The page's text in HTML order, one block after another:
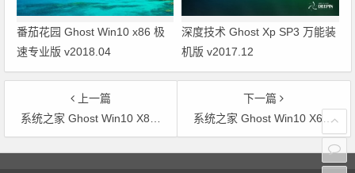
番茄花园 Ghost Win10 x86 极
速专业版 v2018.04
深度技术 Ghost Xp SP3 万能装
机版 v2017.12
上一篇
系统之家 Ghost Win10 X86 纯净版 v2016.09
下一篇
系统之家 Ghost Win10 X64 纯净版 v2016.10
文章导航